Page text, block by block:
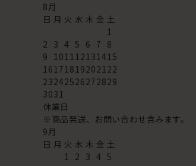
8月
日 月 火 水 木 金 土
1
2 3 4 5 6 7 8
9 101112131415
16171819202122
23242526272829
3031
休業日
※商品発送、お問い合わせ含みます。
9月
日 月 火 水 木 金 土
1 2 3 4 5